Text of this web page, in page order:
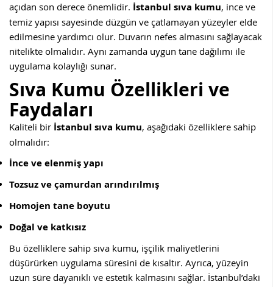
açıdan son derece önemlidir. İstanbul sıva kumu, ince ve
temiz yapısı sayesinde düzgün ve çatlamayan yüzeyler elde
edilmesine yardımcı olur. Duvarın nefes almasını sağlayacak
nitelikte olmalıdır. Aynı zamanda uygun tane dağılımı ile
uygulama kolaylığı sunar.
Sıva Kumu Özellikleri ve
Faydaları
Kaliteli bir İstanbul sıva kumu, aşağıdaki özelliklere sahip
olmalıdır:
İnce ve elenmiş yapı
Tozsuz ve çamurdan arındırılmış
Homojen tane boyutu
Doğal ve katkısız
Bu özelliklere sahip sıva kumu, işçilik maliyetlerini
düşürürken uygulama süresini de kısaltır. Ayrıca, yüzeyin
uzun süre dayanıklı ve estetik kalmasını sağlar. İstanbul’daki